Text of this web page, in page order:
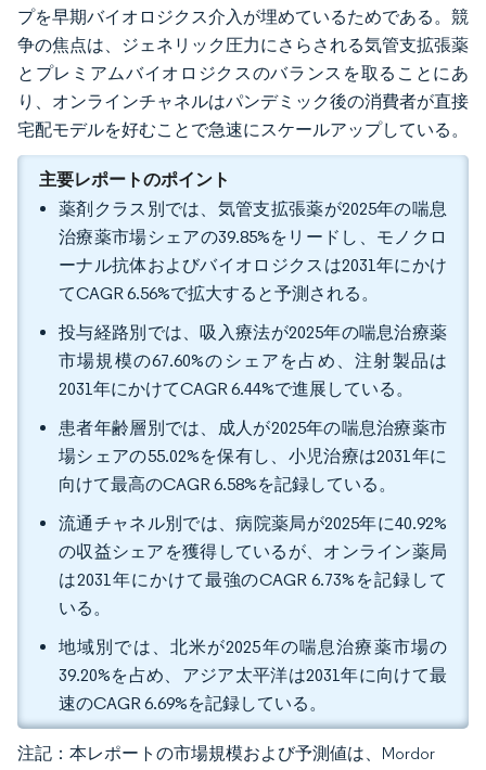
プを早期バイオロジクス介入が埋めているためである。競
争の焦点は、ジェネリック圧力にさらされる気管支拡張薬
とプレミアムバイオロジクスのバランスを取ることにあ
り、オンラインチャネルはパンデミック後の消費者が直接
宅配モデルを好むことで急速にスケールアップしている。
主要レポートのポイント
薬剤クラス別では、気管支拡張薬が2025年の喘息
治療薬市場シェアの39.85%をリードし、モノクロ
ーナル抗体およびバイオロジクスは2031年にかけ
てCAGR 6.56%で拡大すると予測される。
投与経路別では、吸入療法が2025年の喘息治療薬
市場規模の67.60%のシェアを占め、注射製品は
2031年にかけてCAGR 6.44%で進展している。
患者年齢層別では、成人が2025年の喘息治療薬市
場シェアの55.02%を保有し、小児治療は2031年に
向けて最高のCAGR 6.58%を記録している。
流通チャネル別では、病院薬局が2025年に40.92%
の収益シェアを獲得しているが、オンライン薬局
は2031年にかけて最強のCAGR 6.73%を記録して
いる。
地域別では、北米が2025年の喘息治療薬市場の
39.20%を占め、アジア太平洋は2031年に向けて最
速のCAGR 6.69%を記録している。
注記：本レポートの市場規模および予測値は、Mordor